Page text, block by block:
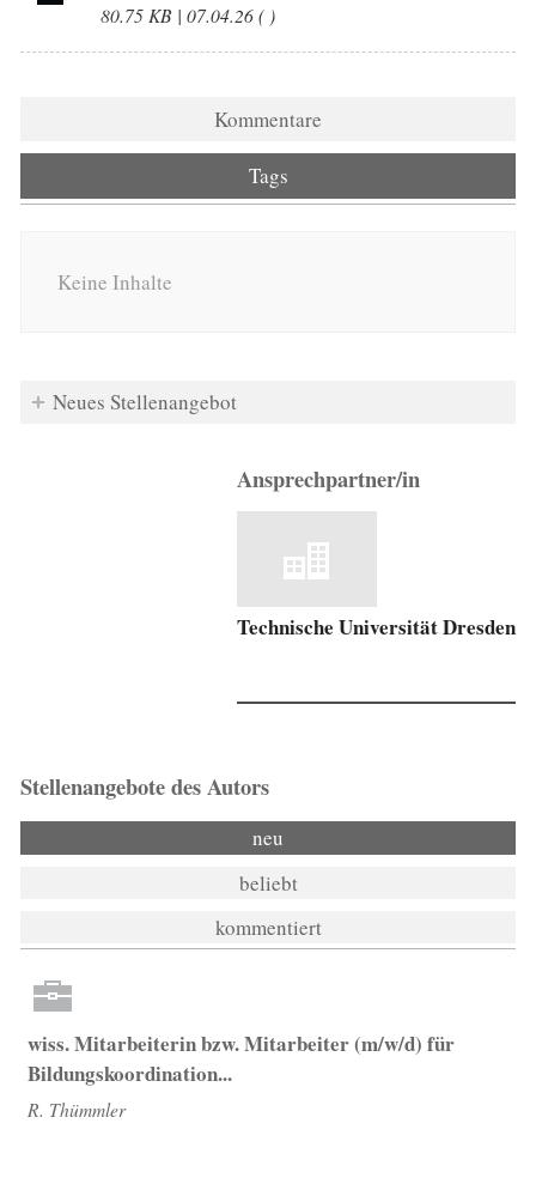
80.75 KB | 07.04.26 ( )
Kommentare
Tags
Keine Inhalte
Neues Stellenangebot
Ansprechpartner/in
Technische Universität Dresden
Stellenangebote des Autors
neu
beliebt
kommentiert
wiss. Mitarbeiterin bzw. Mitarbeiter (m/w/d) für
Bildungskoordination...
R. Thümmler